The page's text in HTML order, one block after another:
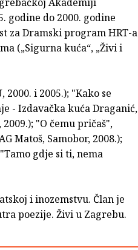
godine do 2000. godine
za Dramski program HRT-a
(„Sigurna kuća“, „Živi i
i 2005.); "Kako se
- Izdavačka kuća Draganić,
"O čemu pričaš",
Matoš, Samobor, 2008.);
gdje si ti, nema
i inozemstvu. Član je
poezije. Živi u Zagrebu.